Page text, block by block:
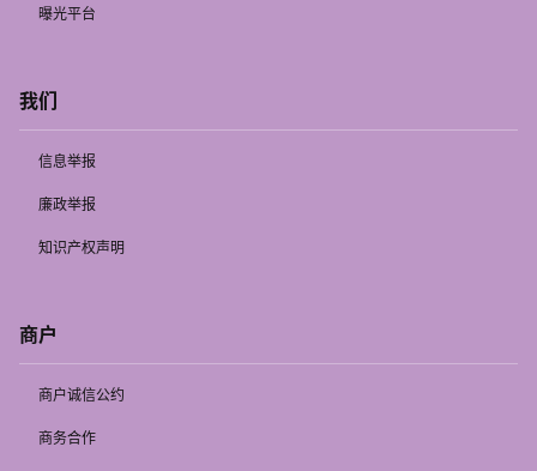
曝光平台
我们
信息举报
廉政举报
知识产权声明
商户
商户诚信公约
商务合作